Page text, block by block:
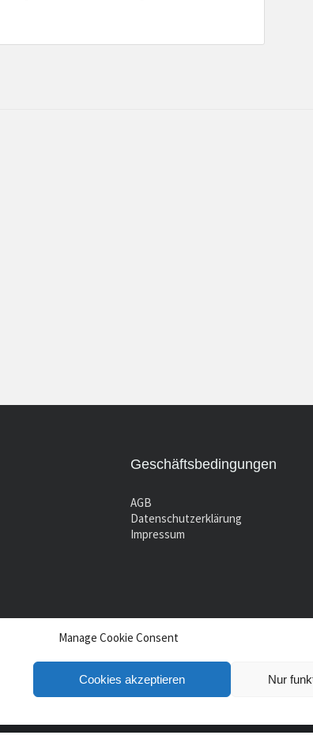
Manage Cookie Consent
Cookies akzeptieren Nur
Geschäftsbedingungen
AGB
Datenschutzerklärung
Impressum